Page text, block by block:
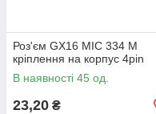
Роз'єм GX16 MIC 334 M
кріплення на корпус 4pin
В наявності 45 од.
23,20 ₴